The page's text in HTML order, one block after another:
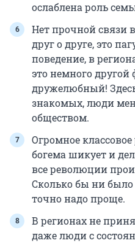
ослаблена роль
Нет прочной связи
друг о друге, это
поведение, в
это немного другой
дружелюбный!
знакомых, люди
обществом.
Огромное
богема шикует и
все революции
Сколько бы ни
точно надо проще.
В регионах не
даже люди с